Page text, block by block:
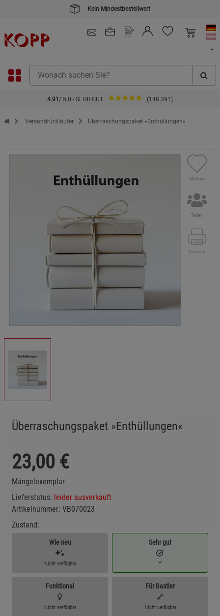
Kein Mindestbestellwert
4.91 / 5.0 - SEHR GUT (148.391)
Zur Startseite des Kopp Verlag Online-Shop
Versandrückläufer Überraschungspaket »Enthüllungen«
Merken
Teilen
Drucken
Überraschungspaket »Enthüllungen«
23,00 €
Mängelexemplar
Lieferstatus: leider ausverkauft
Artikelnummer: VB070023
Zustand:
Wie neu
Nicht verfügbar
Sehr gut
Funktional
Nicht verfügbar
Für Bastler
Nicht verfügbar